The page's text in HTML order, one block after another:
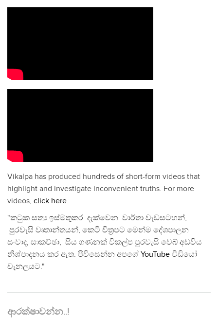
Vikalpa has produced hundreds of short-form videos that
highlight and investigate inconvenient truths. For more
videos, click here.
"කටුක සත්‍ය ඉස්මතුකර දැක්වෙන වාර්තා වැඩසටහන්,
පුරවැසි වෘතාන්තයන්, කෙටි චිත්‍රපට මෙන්ම දේශපාලන
සංවාද, සාකච්ඡා, සිය ගණනක් විකල්ප පුරවැසි වෙබ් අඩවිය
නිශ්පාදනය කර ඇත. පිවිසෙන්න අපගේ YouTube වීඩියෝ
චැනලයට."
ආරක්ෂාවන්න..!